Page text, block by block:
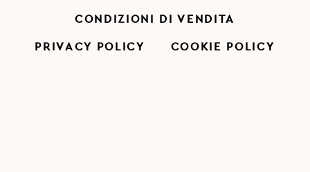
CONDIZIONI DI VENDITA
PRIVACY POLICY COOKIE POLICY